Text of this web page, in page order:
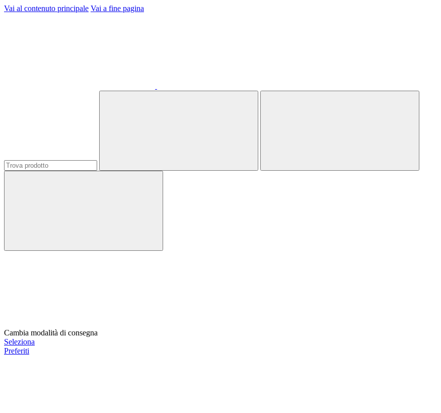
Vai al contenuto principale Vai a fine pagina
Cambia modalità di consegna
Seleziona
Preferiti